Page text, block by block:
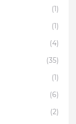
(1)
(1)
(4)
(35)
(1)
(6)
(2)